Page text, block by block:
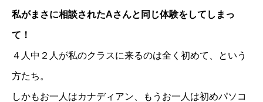
私がまさに相談されたAさんと同じ体験をしてしまっ
て！
４人中２人が私のクラスに来るのは全く初めて、という
方たち。
しかもお一人はカナディアン、もうお一人は初めパソコ